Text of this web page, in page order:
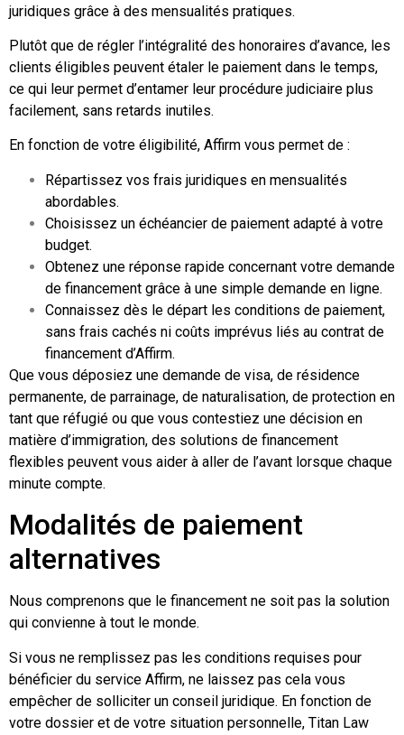
juridiques grâce à des mensualités pratiques.
Plutôt que de régler l’intégralité des honoraires d’avance, les
clients éligibles peuvent étaler le paiement dans le temps,
ce qui leur permet d’entamer leur procédure judiciaire plus
facilement, sans retards inutiles.
En fonction de votre éligibilité, Affirm vous permet de :
Répartissez vos frais juridiques en mensualités
abordables.
Choisissez un échéancier de paiement adapté à votre
budget.
Obtenez une réponse rapide concernant votre demande
de financement grâce à une simple demande en ligne.
Connaissez dès le départ les conditions de paiement,
sans frais cachés ni coûts imprévus liés au contrat de
financement d’Affirm.
Que vous déposiez une demande de visa, de résidence
permanente, de parrainage, de naturalisation, de protection en
tant que réfugié ou que vous contestiez une décision en
matière d’immigration, des solutions de financement
flexibles peuvent vous aider à aller de l’avant lorsque chaque
minute compte.
Modalités de paiement
alternatives
Nous comprenons que le financement ne soit pas la solution
qui convienne à tout le monde.
Si vous ne remplissez pas les conditions requises pour
bénéficier du service Affirm, ne laissez pas cela vous
empêcher de solliciter un conseil juridique. En fonction de
votre dossier et de votre situation personnelle, Titan Law